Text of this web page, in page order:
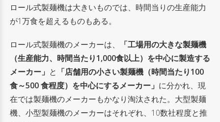
ロール式製麺機は大きいものでは、時間当りの生産能力
が1万食を超えるものもある。
ロール式製麺機のメーカーは、
「工場用の大きな製麺機
（生産能力、時間当たり1,000食以上）を中心に製造する
メーカー」 と 「店舗用の小さい製麺機（時間当たり100
食～500 食程度）を中心にするメーカー」 に分かれ、現
在では製麺機のメーカーもかなり淘汰された。大型製麺
機、小型製麺機のメーカーはそれぞれ、10数社程度と推